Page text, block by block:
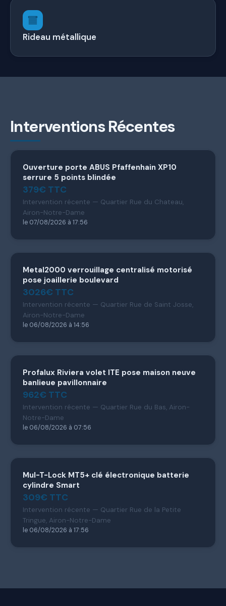
Rideau métallique
Interventions Récentes
Ouverture porte ABUS Pfaffenhain XP10
serrure 5 points blindée
379€ TTC
Intervention récente — Quartier Rue du Chateau,
Airon-Notre-Dame
le 07/08/2026 à 17:56
Metal2000 verrouillage centralisé motorisé
pose joaillerie boulevard
3026€ TTC
Intervention récente — Quartier Rue de Saint Josse,
Airon-Notre-Dame
le 06/08/2026 à 14:56
Profalux Riviera volet ITE pose maison neuve
banlieue pavillonnaire
962€ TTC
Intervention récente — Quartier Rue du Bas, Airon-
Notre-Dame
le 06/08/2026 à 07:56
Mul-T-Lock MT5+ clé électronique batterie
cylindre Smart
309€ TTC
Intervention récente — Quartier Rue de la Petite
Tringue, Airon-Notre-Dame
le 06/08/2026 à 17:56